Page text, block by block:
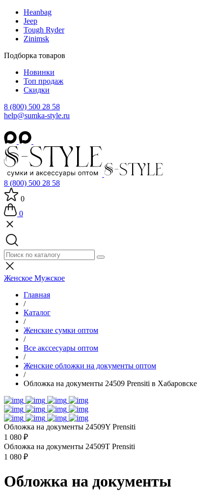
Heanbag
Jeep
Tough Ryder
Zinimsk
Подборка товаров
Новинки
Топ продаж
Скидки
8 (800) 500 28 58
help@sumka-style.ru
8 (800) 500 28 58
0
0
Женское Мужское
Главная
/
Каталог
/
Женские сумки оптом
/
Все акссесуары оптом
/
Женские обложки на документы оптом
/
Обложка на документы 24509 Prensiti в Хабаровске
Обложка на документы 24509Y Prensiti
1 080 ₽
Обложка на документы 24509T Prensiti
1 080 ₽
Обложка на документы